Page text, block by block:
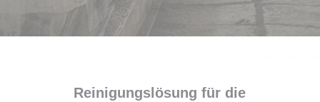
Reinigungslösung für die